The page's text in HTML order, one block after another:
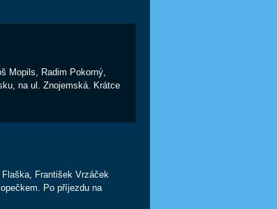
Mopils, Radim Pokorný,
na ul. Znojemská. Krátce
František Vrzáček
Po příjezdu na